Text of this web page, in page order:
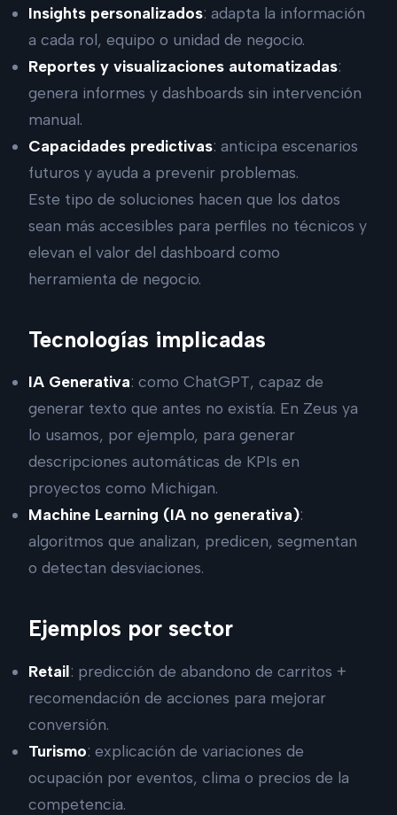
Insights personalizados: adapta la información
a cada rol, equipo o unidad de negocio.
Reportes y visualizaciones automatizadas:
genera informes y dashboards sin intervención
manual.
Capacidades predictivas: anticipa escenarios
futuros y ayuda a prevenir problemas.
Este tipo de soluciones hacen que los datos
sean más accesibles para perfiles no técnicos y
elevan el valor del dashboard como
herramienta de negocio.
Tecnologías implicadas
IA Generativa: como ChatGPT, capaz de
generar texto que antes no existía. En Zeus ya
lo usamos, por ejemplo, para generar
descripciones automáticas de KPIs en
proyectos como Michigan.
Machine Learning (IA no generativa):
algoritmos que analizan, predicen, segmentan
o detectan desviaciones.
Ejemplos por sector
Retail: predicción de abandono de carritos +
recomendación de acciones para mejorar
conversión.
Turismo: explicación de variaciones de
ocupación por eventos, clima o precios de la
competencia.